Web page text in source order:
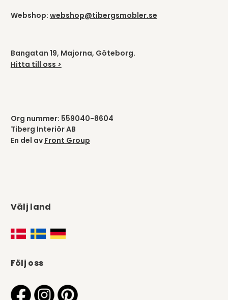
Webshop: webshop@tibergsmobler.se
Bangatan 19, Majorna, Göteborg.
Hitta till oss >
Org nummer: 559040-8604
Tiberg Interiör AB
En del av Front Group
Välj land
Följ oss